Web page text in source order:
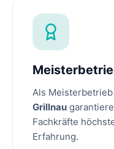
Als
Grillnau
Fachkräfte
Erfahrung.